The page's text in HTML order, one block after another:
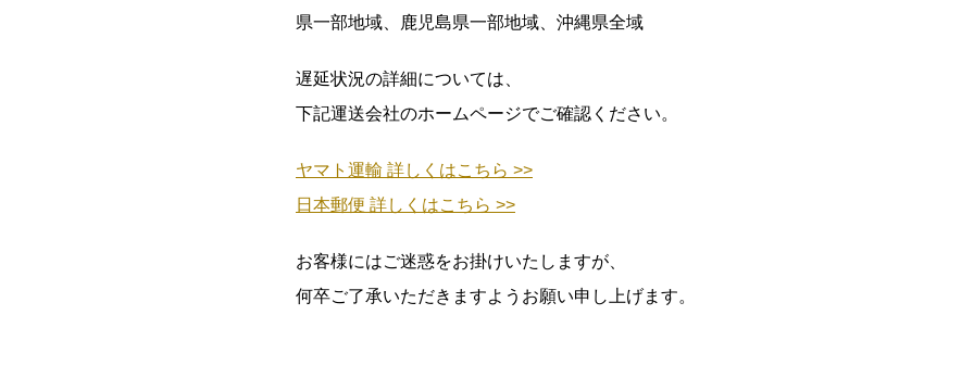
県一部地域、鹿児島県一部地域、沖縄県全域
遅延状況の詳細については、
下記運送会社のホームページでご確認ください。
ヤマト運輸 詳しくはこちら >>
日本郵便 詳しくはこちら >>
お客様にはご迷惑をお掛けいたしますが、
何卒ご了承いただきますようお願い申し上げます。